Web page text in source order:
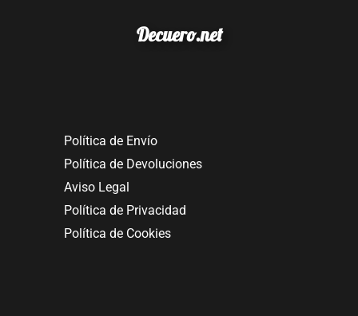
Decuero.net
Política de Envío
Política de Devoluciones
Aviso Legal
Política de Privacidad
Política de Cookies